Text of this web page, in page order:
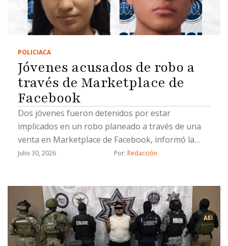
POLICIACA
Jóvenes acusados de robo a
través de Marketplace de
Facebook
Dos jóvenes fueron detenidos por estar
implicados en un robo planeado a través de una
venta en Marketplace de Facebook, informó la
Fiscalía General del Estado (FGE).La Fiscalía
de robo calificado cometido por dos o más
personas armadas y ejecutado con violencia.De
acuerdo con la investigación, el 21 de marzo de
2026 la víctima contactó, a través de Facebook
Julio 30, 2026 Por: Redacción